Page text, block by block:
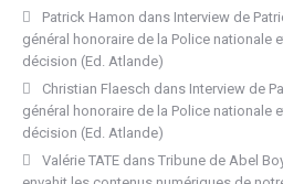
Patrick Hamon dans Interview de
général honoraire de la Police nationale
décision (Ed. Atlande)
Christian Flaesch dans Interview de
général honoraire de la Police nationale
décision (Ed. Atlande)
Valérie TATE dans Tribune de Abel